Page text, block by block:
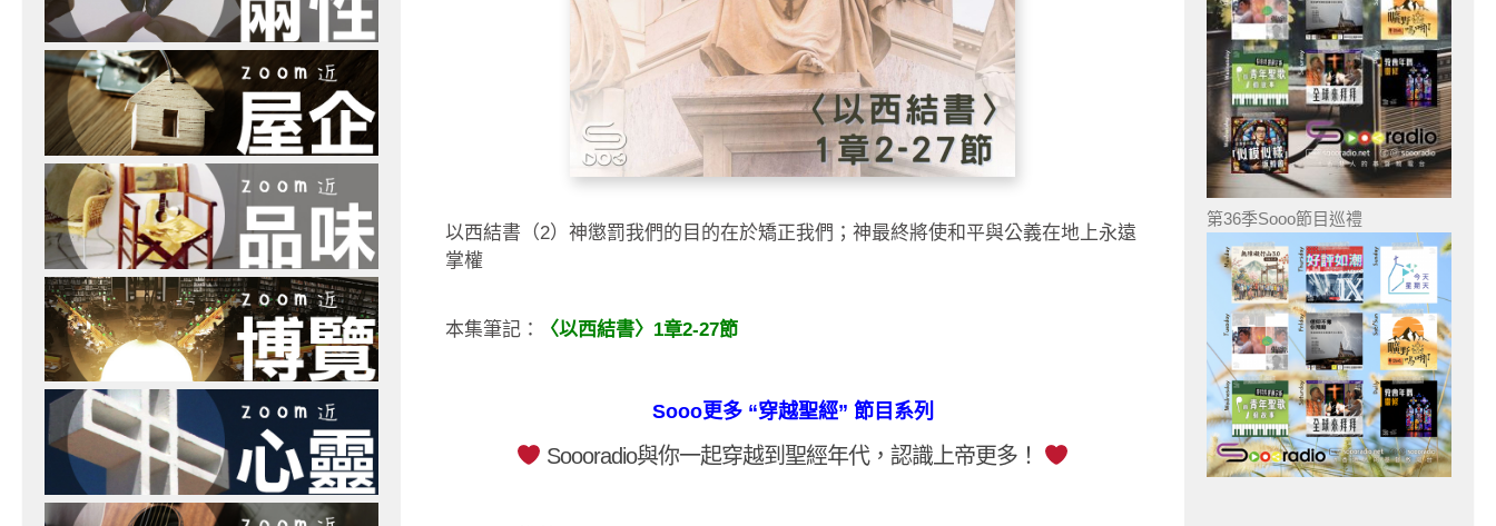
以西結書（2）神懲罰我們的目的在於矯正我們；神最終將使和平與公義在地上永遠
掌權
本集筆記： 〈以西結書〉1章2-27節
Sooo更多 “穿越聖經” 節目系列
Soooradio與你一起穿越到聖經年代，認識上帝更多！
第36季Sooo節目巡禮